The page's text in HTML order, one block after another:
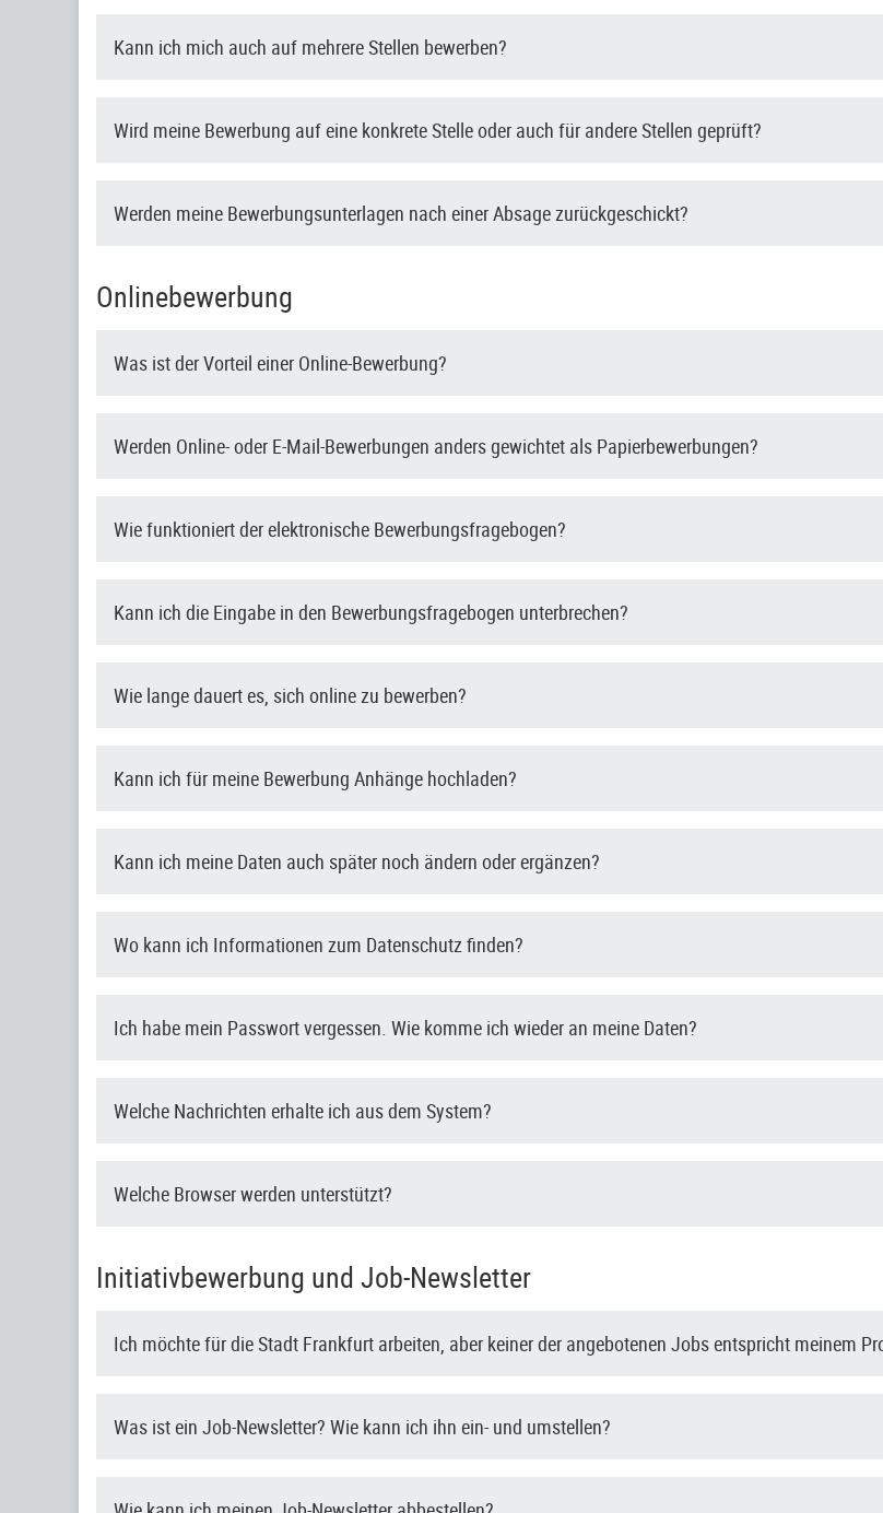
Kann ich mich auch auf mehrere Stellen bewerben?
Wird meine Bewerbung auf eine konkrete Stelle oder auch für andere Stellen geprüft?
Werden meine Bewerbungsunterlagen nach einer Absage zurückgeschickt?
Onlinebewerbung
Was ist der Vorteil einer Online-Bewerbung?
Werden Online- oder E-Mail-Bewerbungen anders gewichtet als Papierbewerbungen?
Wie funktioniert der elektronische Bewerbungsfragebogen?
Kann ich die Eingabe in den Bewerbungsfragebogen unterbrechen?
Wie lange dauert es, sich online zu bewerben?
Kann ich für meine Bewerbung Anhänge hochladen?
Kann ich meine Daten auch später noch ändern oder ergänzen?
Wo kann ich Informationen zum Datenschutz finden?
Ich habe mein Passwort vergessen. Wie komme ich wieder an meine Daten?
Welche Nachrichten erhalte ich aus dem System?
Welche Browser werden unterstützt?
Initiativbewerbung und Job-Newsletter
Ich möchte für die Stadt Frankfurt arbeiten, aber keiner der angebotenen Jobs entspricht meinem
Was ist ein Job-Newsletter? Wie kann ich ihn ein- und umstellen?